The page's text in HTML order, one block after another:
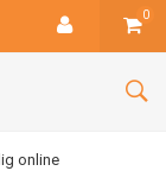
0
online